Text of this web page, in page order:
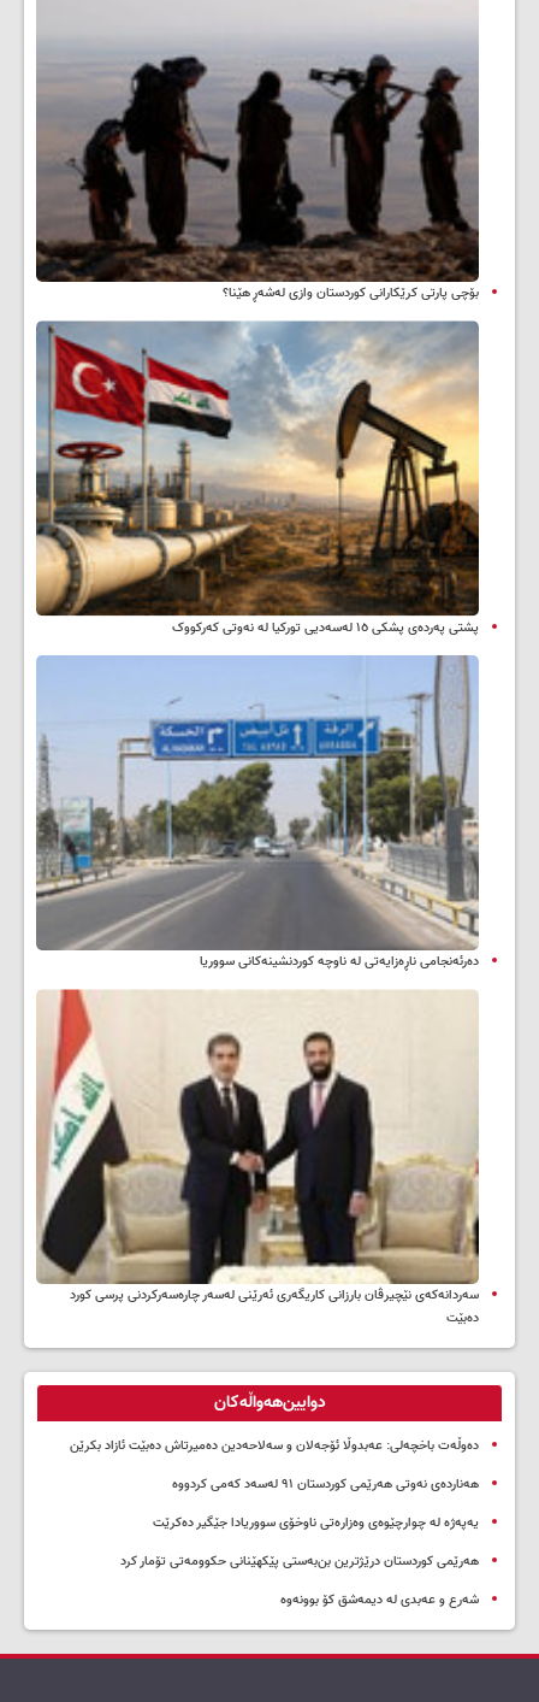
بۆچی پارتی کرێکارانی کوردستان وازی لەشەڕ هێنا؟
پشتی پەردەی پشکی ١٥ لەسەدیی تورکیا لە نەوتی کەرکووک
دەرئەنجامی ناڕەزایەتی لە ناوچە کوردنشینەکانی سووریا
سه‌ردانه‌کەی نێچیرڤان بارزانی كاریگه‌ری ئه‌رێنی له‌سه‌ر چاره‌سه‌ركردنی پرسی كورد
ده‌بێت
دوایین‌هەواڵەکان
دەوڵەت باخچەلی: عەبدوڵا ئۆجەلان و سەلاحەدین دەمیرتاش دەبێت ئازاد بکرێن
هەناردەی نەوتی هەرێمی کوردستان ۹۱ لەسەد کەمی کردووە
یەپەژە لە چوارچێوەی وەزارەتی ناوخۆی سووریادا جێگیر دەکرێت
هەرێمی کوردستان درێژترین بن‌بەستی پێکهێنانی حکوومەتی تۆمار کرد
شەرع و عەبدی لە دیمەشق کۆ بوونەوە